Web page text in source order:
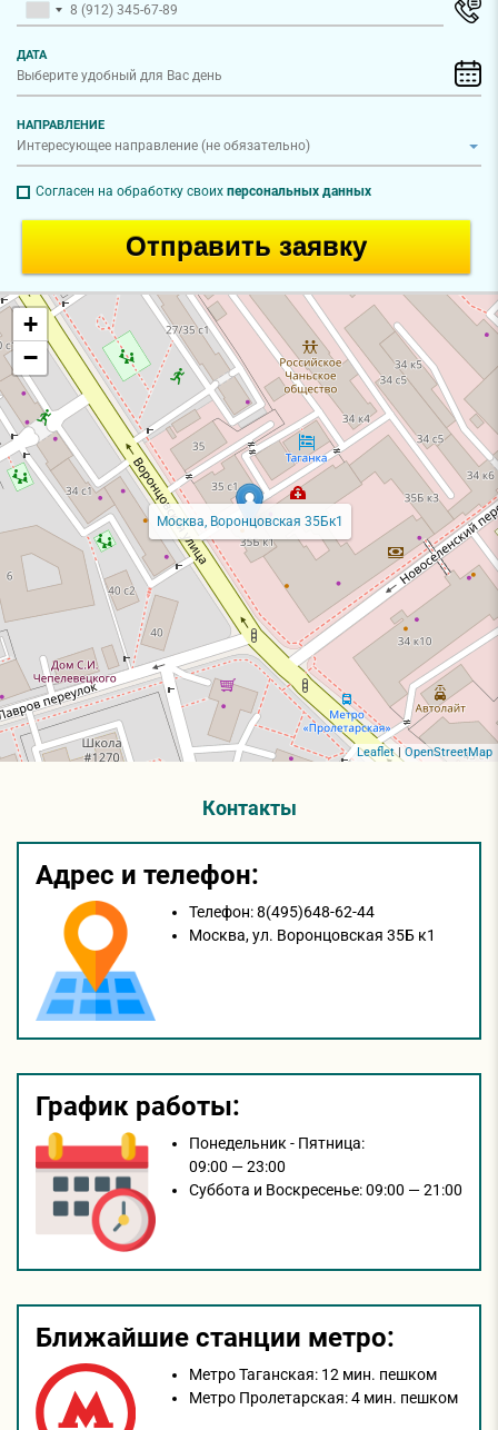
ДАТА
НАПРАВЛЕНИЕ
Согласен на обработку своих персональных данных
Отправить заявку
Москва, Воронцовская 35Бк1
+
−
Leaflet| OpenStreetMap
Контакты
Адрес и телефон:
Телефон:8(495)648-62-44
Москва,ул. Воронцовская 35Б к1
График работы:
Понедельник - Пятница:
09:00 — 23:00
Суббота и Воскресенье:09:00 — 21:00
Ближайшие станции метро:
Метро Таганская: 12 мин. пешком
Метро Пролетарская:4 мин. пешком